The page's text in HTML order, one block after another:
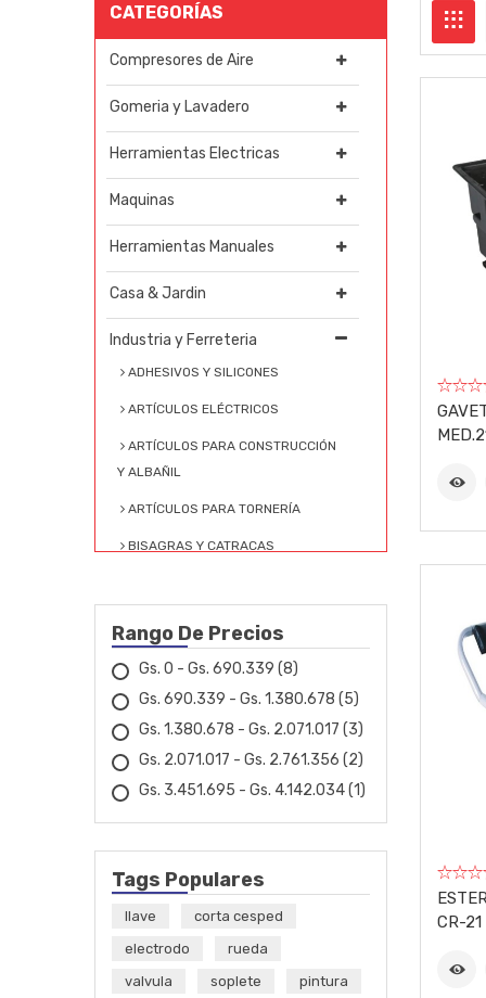
CATEGORÍAS
Compresores de Aire
Gomeria y Lavadero
Herramientas Electricas
Maquinas
Herramientas Manuales
Casa & Jardin
Industria y Ferreteria
ADHESIVOS Y SILICONES
ARTÍCULOS ELÉCTRICOS
ARTÍCULOS PARA CONSTRUCCIÓN
Y ALBAÑIL
ARTÍCULOS PARA TORNERÍA
BISAGRAS Y CATRACAS
HERRAMIENTAS
CANDADOS Y CERRADURAS
CARPAS
CHAPERÍA Y PINTURA
CINTAS Y PIOLAS
CIZALLA PARA CHAPAS Y
VARILLAS
DISCO DE CORTE Y PIEDRA
ESMERIL
ELECTRODO, ESTAÑO Y ALAMBRE
DE SOLDAR
ENGRASADORES Y LUBRICACIÓN
Rango De Precios
Gs. 0 - Gs. 690.339 (8)
Gs. 690.339 - Gs. 1.380.678 (5)
Gs. 1.380.678 - Gs. 2.071.017 (3)
Gs. 2.071.017 - Gs. 2.761.356 (2)
Gs. 3.451.695 - Gs. 4.142.034(1)
Tags Populares
llave
corta cesped
electrodo
rueda
valvula
soplete
pintura
CR-21